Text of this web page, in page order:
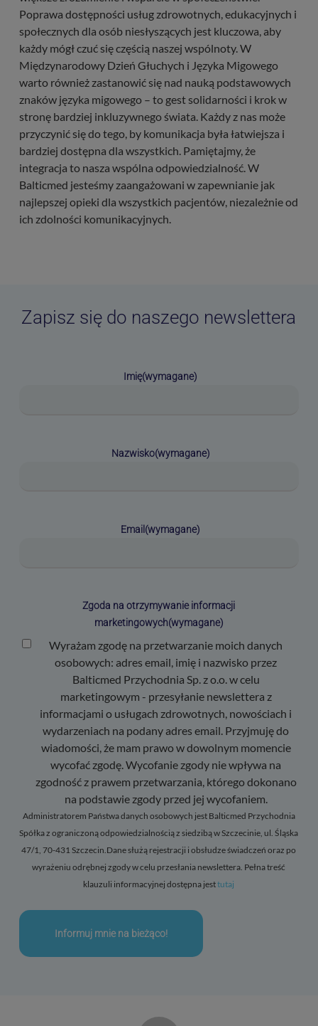
Poprawa dostępności usług zdrowotnych, edukacyjnych i
społecznych dla osób niesłyszących jest kluczowa, aby
każdy mógł czuć się częścią naszej wspólnoty. W
Międzynarodowy Dzień Głuchych i Języka Migowego
warto również zastanowić się nad nauką podstawowych
znaków języka migowego – to gest solidarności i krok w
stronę bardziej inkluzywnego świata. Każdy z nas może
przyczynić się do tego, by komunikacja była łatwiejsza i
bardziej dostępna dla wszystkich. Pamiętajmy, że
integracja to nasza wspólna odpowiedzialność. W
Balticmed jesteśmy zaangażowani w zapewnianie jak
najlepszej opieki dla wszystkich pacjentów, niezależnie od
ich zdolności komunikacyjnych.
Zapisz się do naszego newslettera
Imię(wymagane)
Nazwisko(wymagane)
Email (wymagane)
Zgoda na otrzymywanie informacji
marketingowych(wymagane)
Wyrażam zgodę na przetwarzanie moich danych
osobowych: adres email, imię i nazwisko przez
Balticmed Przychodnia Sp. z o.o. w celu
marketingowym - przesyłanie newslettera z
informacjami o usługach zdrowotnych, nowościach i
wydarzeniach na podany adres email. Przyjmuję do
wiadomości, że mam prawo w dowolnym momencie
wycofać zgodę. Wycofanie zgody nie wpływa na
zgodność z prawem przetwarzania, którego dokonano
na podstawie zgody przed jej wycofaniem.
Administratorem Państwa danych osobowych jest Balticmed Przychodnia
Spółka z ograniczoną odpowiedzialnością z siedzibą w Szczecinie, ul. Śląska
47/1, 70-431 Szczecin.Dane służą rejestracji i obsłudze świadczeń oraz po
wyrażeniu odrębnej zgody w celu przesłania newslettera. Pełna treść
klauzuli informacyjnej dostępna jesttutaj